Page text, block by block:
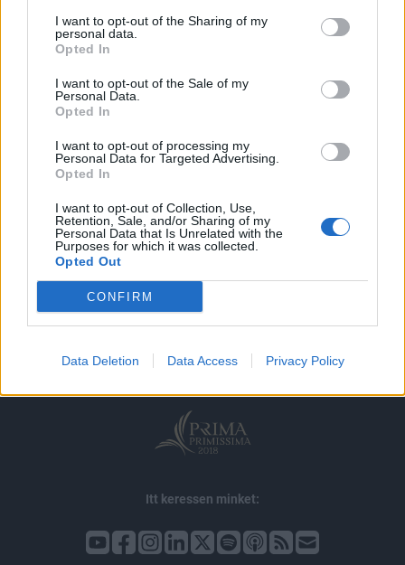
I want to opt-out of the Sharing of my
personal data.
Opted In
I want to opt-out of the Sale of my
Personal Data.
Opted In
I want to opt-out of processing my
Personal Data for Targeted Advertising.
Opted In
I want to opt-out of Collection, Use,
Retention, Sale, and/or Sharing of my
Personal Data that Is Unrelated with the
Purposes for which it was collected.
Opted Out
CONFIRM
Data Deletion Data Access Privacy Policy
kötéslistái
MÁR ELŐFIZETŐNK VAGY? BEJELENTKEZÉS
© 2026 Portfolio
impresszum
jogi nyilatkozat
kommentkezelés
ÁSZF
Itt keressen minket: